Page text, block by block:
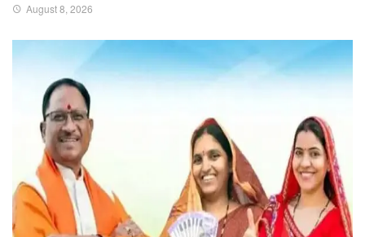
August 8, 2026